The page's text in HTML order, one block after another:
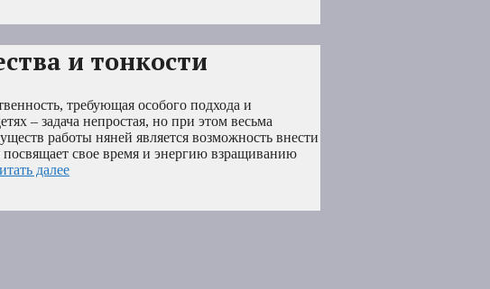
и тонкости
требующая особого подхода и
– задача непростая, но при этом весьма
работы няней является возможность внести
свое время и энергию взращиванию
далее